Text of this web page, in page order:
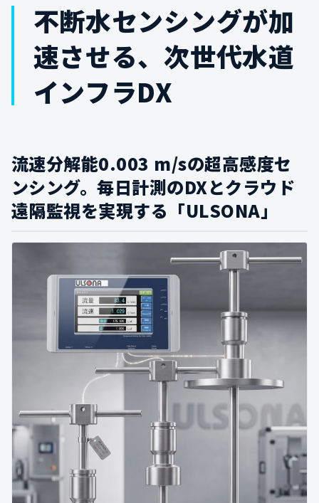
不断水センシングが加
速させる、次世代水道
インフラDX
流速分解能0.003 m/sの超高感度セ
ンシング。毎日計測のDXとクラウド
遠隔監視を実現する「ULSONA」